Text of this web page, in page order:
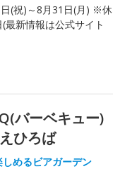
(祝)～8月31日(月) ※休
最新情報は公式サイト
バーベキュー)
ひろば
めるビアガーデン